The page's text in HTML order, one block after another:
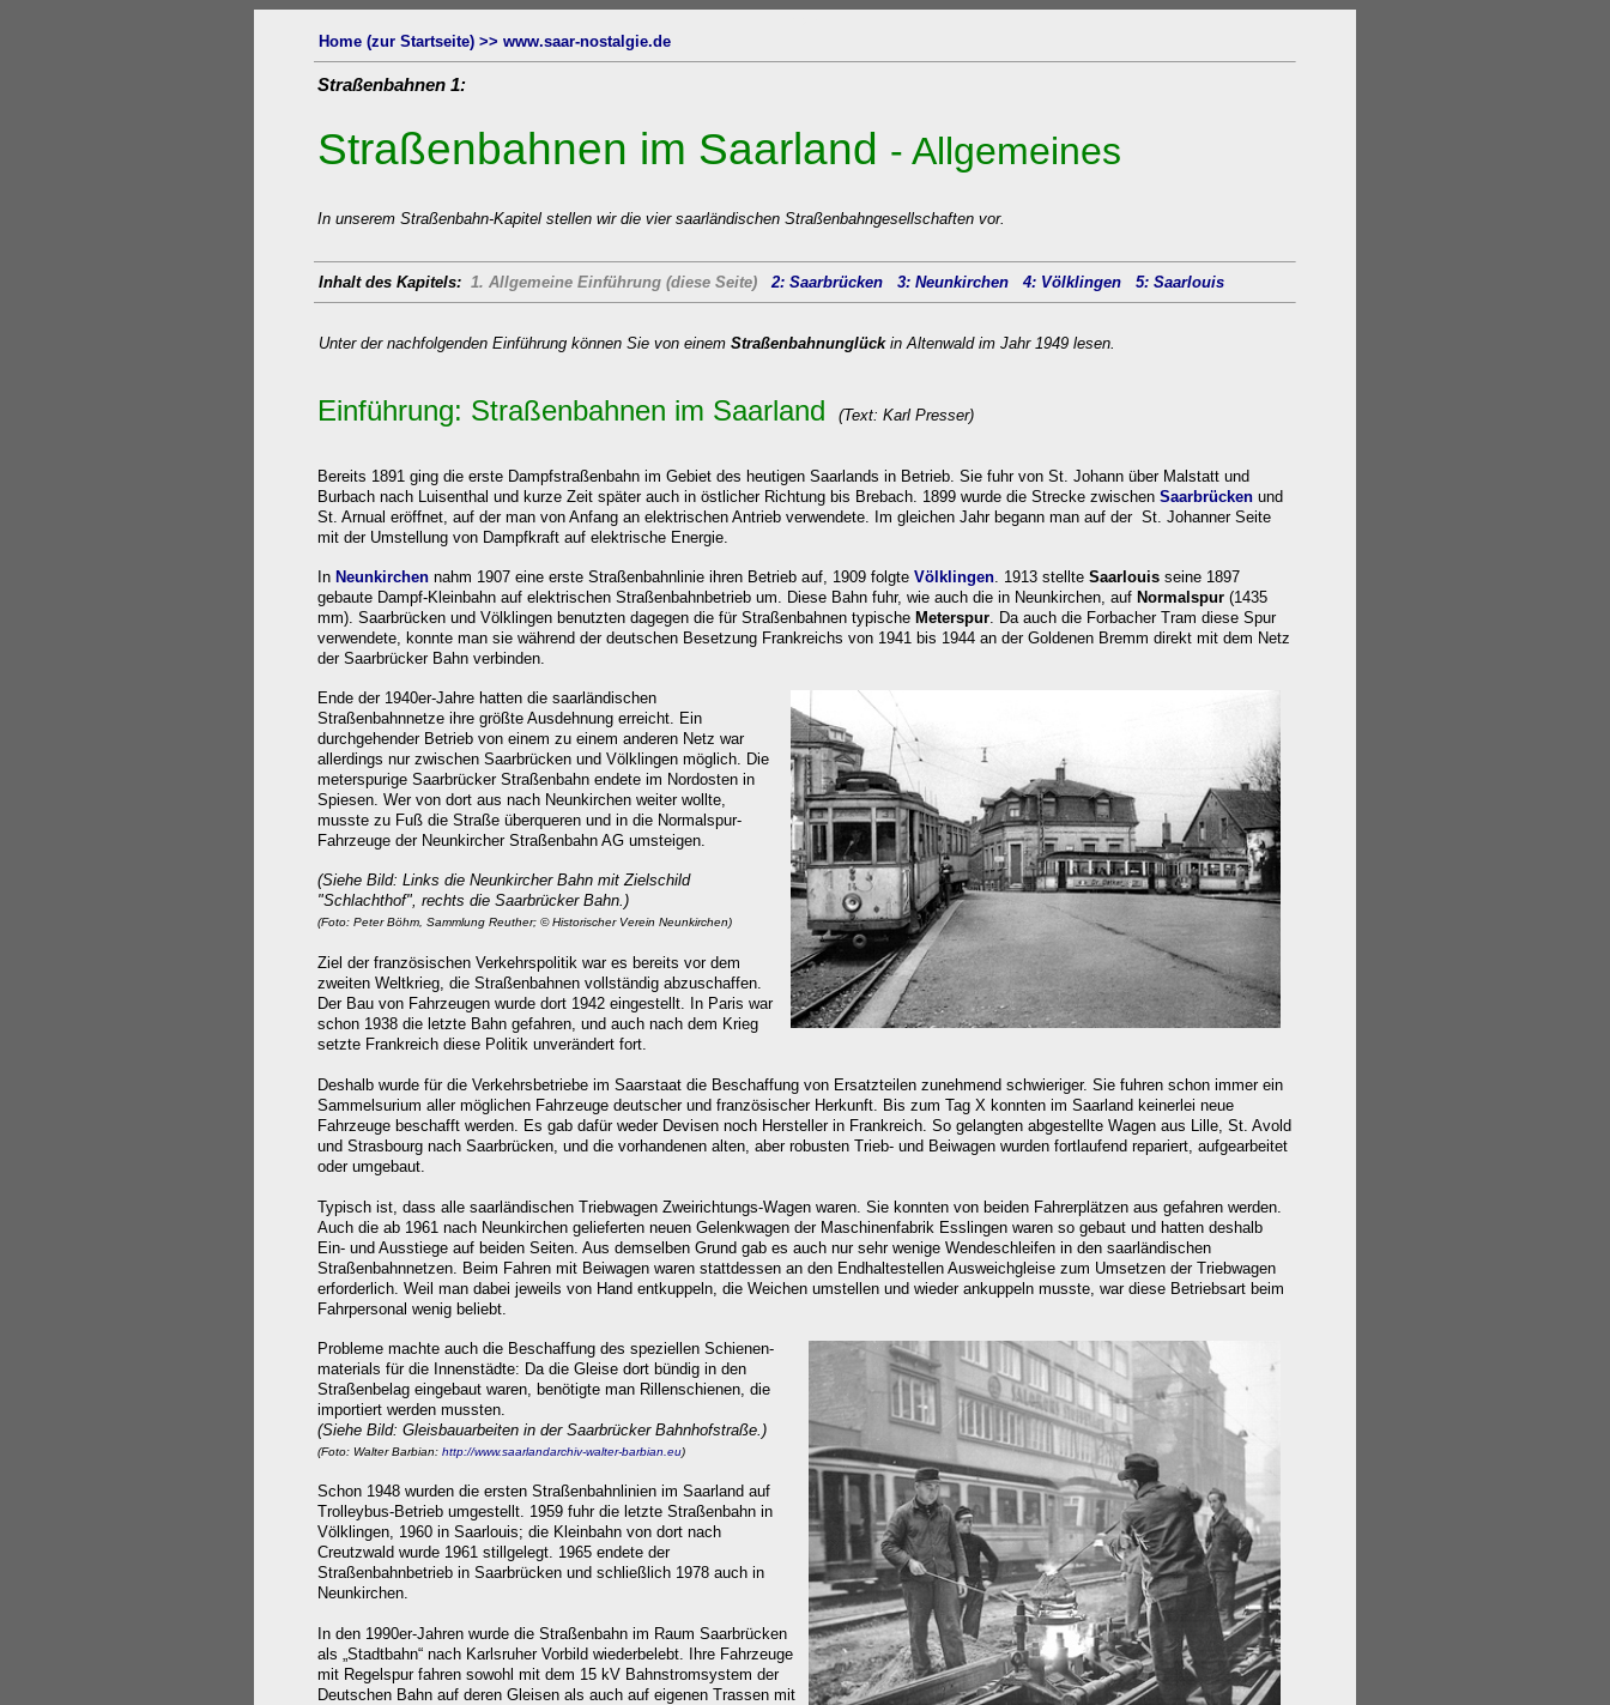
Home (zur Startseite) >> www.saar-nostalgie.de
Straßenbahnen 1:
Straßenbahnen im Saarland - Allgemeines
In unserem Straßenbahn-Kapitel stellen wir die vier saarländischen Straßenbahngesellschaften vor.
Inhalt des Kapitels: 1. Allgemeine Einführung (diese Seite) 2: Saarbrücken 3: Neunkirchen 4: Völklingen 5: Saarlouis
Unter der nachfolgenden Einführung können Sie von einem Straßenbahnunglückin Altenwald im Jahr 1949 lesen.
Einführung: Straßenbahnen im Saarland (Text: Karl Presser)
Bereits 1891 ging die erste Dampfstraßenbahn im Gebiet des heutigen Saarlands in Betrieb. Sie fuhr von St. Johann über Malstatt und
Burbach nach Luisenthal und kurze Zeit später auch in östlicher Richtung bis Brebach. 1899 wurde die Strecke zwischen Saarbrücken und
St. Arnual eröffnet, auf der man von Anfang an elektrischen Antrieb verwendete. Im gleichen Jahr begann man auf der St. Johanner Seite
mit der Umstellung von Dampfkraft auf elektrische Energie.
In Neunkirchen nahm 1907 eine erste Straßenbahnlinie ihren Betrieb auf, 1909 folgte Völklingen. 1913 stellte Saarlouis seine 1897
gebaute Dampf-Kleinbahn auf elektrischen Straßenbahnbetrieb um. Diese Bahn fuhr, wie auch die in Neunkirchen, auf Normalspur (1435
mm). Saarbrücken und Völklingen benutzten dagegen die für Straßenbahnen typische Meterspur. Da auch die Forbacher Tram diese Spur
verwendete, konnte man sie während der deutschen Besetzung Frankreichs von 1941 bis 1944 an der Goldenen Bremm direkt mit dem Netz
der Saarbrücker Bahn verbinden.
Ende der 1940er-Jahre hatten die saarländischen
Straßenbahnnetze ihre größte Ausdehnung erreicht. Ein
durchgehender Betrieb von einem zu einem anderen Netz war
allerdings nur zwischen Saarbrücken und Völklingen möglich. Die
meterspurige Saarbrücker Straßenbahn endete im Nordosten in
Spiesen. Wer von dort aus nach Neunkirchen weiter wollte,
musste zu Fuß die Straße überqueren und in die Normalspur-
Fahrzeuge der Neunkircher Straßenbahn AG umsteigen.
(Siehe Bild: Links die Neunkircher Bahn mit Zielschild
"Schlachthof", rechts die Saarbrücker Bahn.)
(Foto: Peter Böhm, Sammlung Reuther; © Historischer Verein Neunkirchen)
Ziel der französischen Verkehrspolitik war es bereits vor dem
zweiten Weltkrieg, die Straßenbahnen vollständig abzuschaffen.
Der Bau von Fahrzeugen wurde dort 1942 eingestellt. In Paris war
schon 1938 die letzte Bahn gefahren, und auch nach dem Krieg
setzte Frankreich diese Politik unverändert fort.
Deshalb wurde für die Verkehrsbetriebe im Saarstaat die Beschaffung von Ersatzteilen zunehmend schwieriger. Sie fuhren schon immer ein
Sammelsurium aller möglichen Fahrzeuge deutscher und französischer Herkunft. Bis zum Tag X konnten im Saarland keinerlei neue
Fahrzeuge beschafft werden. Es gab dafür weder Devisen noch Hersteller in Frankreich. So gelangten abgestellte Wagen aus Lille, St. Avold
und Strasbourg nach Saarbrücken, und die vorhandenen alten, aber robusten Trieb- und Beiwagen wurden fortlaufend repariert, aufgearbeitet
oder umgebaut.
Typisch ist, dass alle saarländischen Triebwagen Zweirichtungs-Wagen waren. Sie konnten von beiden Fahrerplätzen aus gefahren werden.
Auch die ab 1961 nach Neunkirchen gelieferten neuen Gelenkwagen der Maschinenfabrik Esslingen waren so gebaut und hatten deshalb
Ein- und Ausstiege auf beiden Seiten. Aus demselben Grund gab es auch nur sehr wenige Wendeschleifen in den saarländischen
Straßenbahnnetzen. Beim Fahren mit Beiwagen waren stattdessen an den Endhaltestellen Ausweichgleise zum Umsetzen der Triebwagen
erforderlich. Weil man dabei jeweils von Hand entkuppeln, die Weichen umstellen und wieder ankuppeln musste, war diese Betriebsart beim
Fahrpersonal wenig beliebt.
Probleme machte auch die Beschaffung des speziellen Schienen-
materials für die Innenstädte: Da die Gleise dort bündig in den
Straßenbelag eingebaut waren, benötigte man Rillenschienen, die
importiert werden mussten.
(Siehe Bild: Gleisbauarbeiten in der Saarbrücker Bahnhofstraße.)
(Foto: Walter Barbian: http://www.saarlandarchiv-walter-barbian.eu)
Schon 1948 wurden die ersten Straßenbahnlinien im Saarland auf
Trolleybus-Betrieb umgestellt. 1959 fuhr die letzte Straßenbahn in
Völklingen, 1960 in Saarlouis; die Kleinbahn von dort nach
Creutzwald wurde 1961 stillgelegt. 1965 endete der
Straßenbahnbetrieb in Saarbrücken und schließlich 1978 auch in
Neunkirchen.
In den 1990er-Jahren wurde die Straßenbahn im Raum Saarbrücken
als „Stadtbahn“ nach Karlsruher Vorbild wiederbelebt. Ihre Fahrzeuge
mit Regelspur fahren sowohl mit dem 15 kV Bahnstromsystem der
Deutschen Bahn auf deren Gleisen als auch auf eigenen Trassen mit